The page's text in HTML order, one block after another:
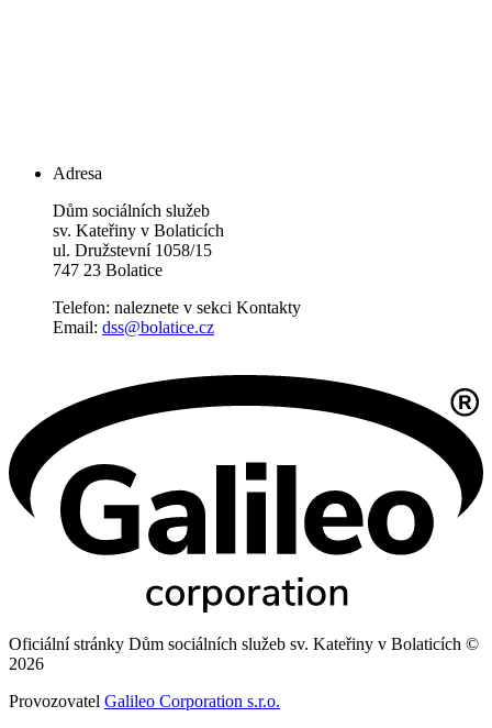
Adresa
Dům sociálních služeb
sv. Kateřiny v Bolaticích
ul. Družstevní 1058/15
747 23 Bolatice
Telefon: naleznete v sekci Kontakty
Email: dss@bolatice.cz
Oficiální stránky Dům sociálních služeb sv. Kateřiny v Bolaticích ©
2026
Provozovatel Galileo Corporation s.r.o.